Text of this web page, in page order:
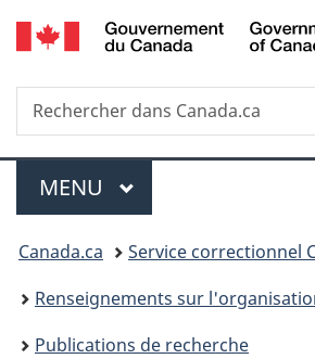
Passer
au
principal
Passer
à
Au
du
Passer
à
version
Recherche
Rechercher
dans
Menu
MENU PRINCIPAL
Vous
êtes
ici :
Canada.ca
Service correctionnel
Renseignements sur
Publications de recherche